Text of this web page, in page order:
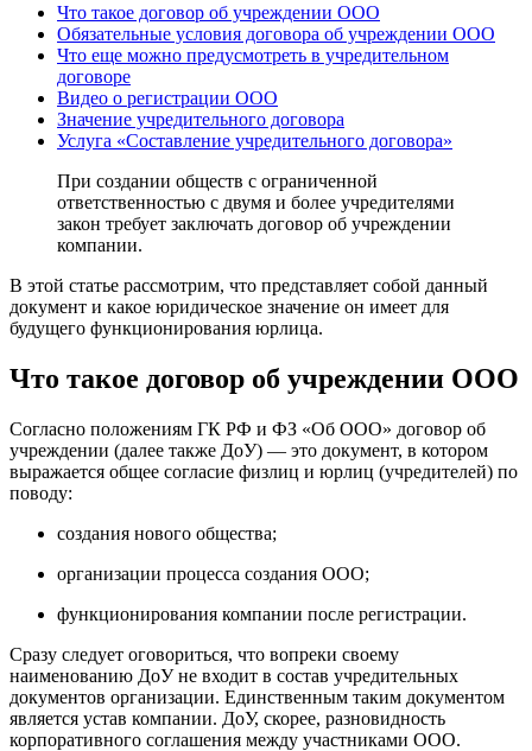
Что такое договор об учреждении ООО
Обязательные условия договора об учреждении ООО
Что еще можно предусмотреть в учредительном
договоре
Видео о регистрации ООО
Значение учредительного договора
Услуга «Составление учредительного договора»
При создании обществ с ограниченной
ответственностью с двумя и более учредителями
закон требует заключать договор об учреждении
компании.
В этой статье рассмотрим, что представляет собой данный
документ и какое юридическое значение он имеет для
будущего функционирования юрлица.
Что такое договор об учреждении ООО
Согласно положениям ГК РФ и ФЗ «Об ООО» договор об
учреждении (далее также ДоУ) — это документ, в котором
выражается общее согласие физлиц и юрлиц (учредителей) по
поводу:
создания нового общества;
организации процесса создания ООО;
функционирования компании после регистрации.
Сразу следует оговориться, что вопреки своему
наименованию ДоУ не входит в состав учредительных
документов организации. Единственным таким документом
является устав компании. ДоУ, скорее, разновидность
корпоративного соглашения между участниками ООО.